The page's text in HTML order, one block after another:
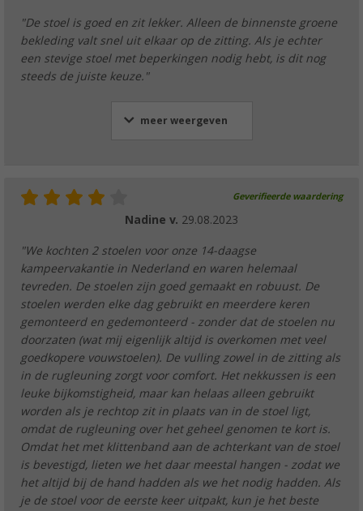
"De stoel is goed en zit lekker. Alleen de binnenste groene
bekleding valt snel uit elkaar op de zitting. Als je echter
een stevige stoel met beperkingen nodig hebt, is dit nog
steeds de juiste keuze."
meer weergeven
Geverifieerde waardering
Nadine v. 29.08.2023
"We kochten 2 stoelen voor onze 14-daagse
kampeervakantie in Nederland en waren helemaal
tevreden. De stoelen zijn goed gemaakt en robuust. De
stoelen werden elke dag gebruikt en meerdere keren
gemonteerd en gedemonteerd - zonder dat de stoelen nu
doorzaten (wat mij eigenlijk altijd is overkomen met veel
goedkopere vouwstoelen). De vulling zowel in de zitting als
in de rugleuning zorgt voor comfort. Het nekkussen is een
leuke bijkomstigheid, maar kan helaas alleen gebruikt
worden als je rechtop zit in plaats van in de stoel ligt,
omdat de rugleuning over het geheel genomen te kort is.
Omdat het met klittenband aan de achterkant van de stoel
is bevestigd, lieten we het daar meestal hangen - zodat we
het altijd bij de hand hadden als we het nodig hadden. Als
je de stoel voor de eerste keer uitpakt, kun je het beste